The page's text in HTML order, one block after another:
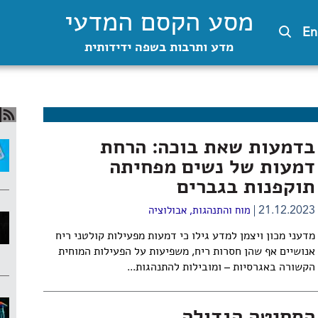
En מסע הקסם המדעי
מדע ותרבות בשפה ידידותית
בדמעות שאת בוכה: הרחת
דמעות של נשים מפחיתה
תוקפנות בגברים
21.12.2023 מוח והתנהגות,אבולוציה
מדעני מכון ויצמן למדע גילו כי דמעות מפעילות קולטני ריח
אנושיים אף שהן חסרות ריח, משפיעות על הפעילות המוחית
הקשורה באגרסיות – ומובילות להתנהגות...